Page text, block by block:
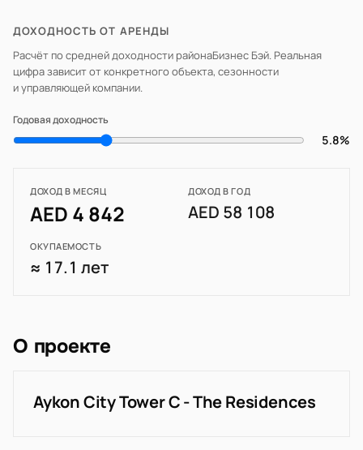
ДОХОДНОСТЬ ОТ АРЕНДЫ
Расчёт по средней доходности районаБизнес Бэй. Реальная
цифра зависит от конкретного объекта, сезонности
и управляющей компании.
Годовая доходность
5.8%
ДОХОД В МЕСЯЦ
AED 4 842
ДОХОД В ГОД
AED 58 108
ОКУПАЕМОСТЬ
≈ 17.1 лет
О проекте
Aykon City Tower C - The Residences